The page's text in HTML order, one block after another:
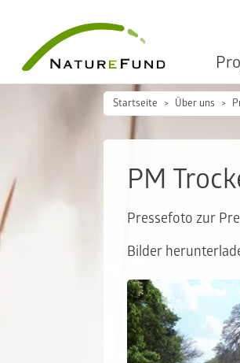
Startseite Über uns
PM
Pressefoto zur
Bilder